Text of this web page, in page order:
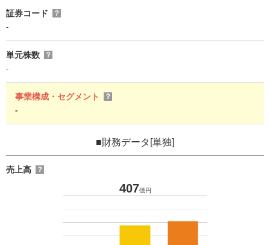
証券コード ？
-
単元株数 ？
-
事業構成・セグメント ？
-
■財務データ[単独]
売上高 ？
407億円